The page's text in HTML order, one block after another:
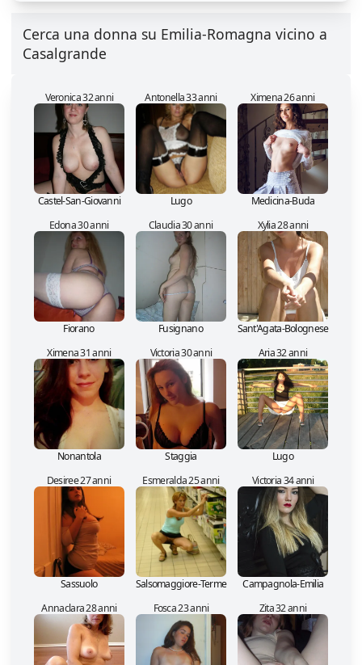
Cerca una donna su Emilia-Romagna vicino a
Casalgrande
Veronica 32 anni
Castel-San-Giovanni
Antonella 33 anni
Lugo
Ximena 26 anni
Medicina-Buda
Edona 30 anni
Fiorano
Claudia 30 anni
Fusignano
Xylia 28 anni
Sant'Agata-Bolognese
Ximena 31 anni
Nonantola
Victoria 30 anni
Staggia
Aria 32 anni
Lugo
Desiree 27 anni
Sassuolo
Esmeralda 25 anni
Salsomaggiore-Terme
Victoria 34 anni
Campagnola-Emilia
Annaclara 28 anni
Fosca 23 anni Zita 32 anni